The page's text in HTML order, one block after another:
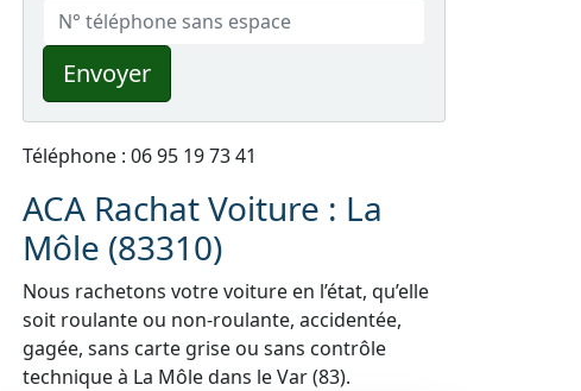
Envoyer
Téléphone : 06 95 19 73 41
ACA Rachat Voiture : La
Môle (83310)
Nous rachetons votre voiture en l’état, qu’elle
soit roulante ou non-roulante, accidentée,
gagée, sans carte grise ou sans contrôle
technique à La Môle dans le Var (83).